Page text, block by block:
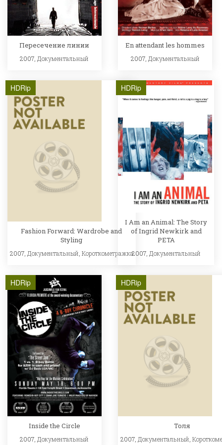
Пересечение линии
2007, Документальный
En attendant les hommes
2007, Документальный
HDRip
Fashion Forward: Wardrobe and
Styling
2007, Документальный Короткометражка
HDRip
I Am an Animal: The Story
of Ingrid Newkirk and
PETA
2007, Документальный
HDRip
Inside the Circle
2007, Документальный
HDRip
Толя
2007, Документальный ,